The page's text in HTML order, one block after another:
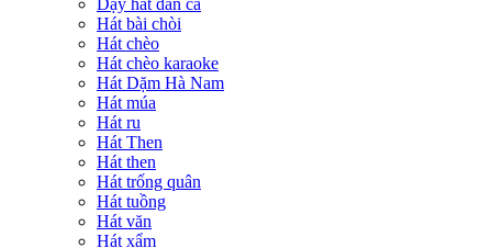
Dạy hát dân ca
Hát bài chòi
Hát chèo
Hát chèo karaoke
Hát Dặm Hà Nam
Hát múa
Hát ru
Hát Then
Hát then
Hát trống quân
Hát tuồng
Hát văn
Hát xẩm